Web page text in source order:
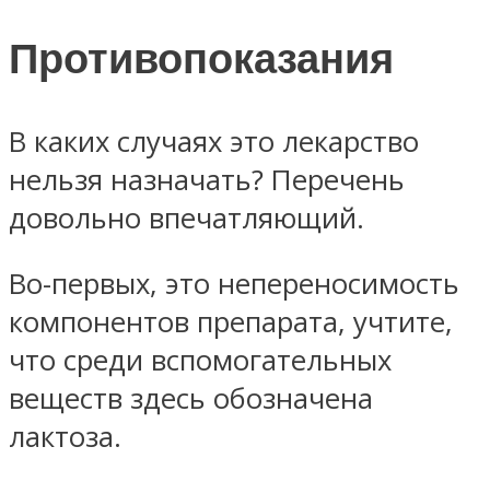
Противопоказания
В каких случаях это лекарство
нельзя назначать? Перечень
довольно впечатляющий.
Во-первых, это непереносимость
компонентов препарата, учтите,
что среди вспомогательных
веществ здесь обозначена
лактоза.